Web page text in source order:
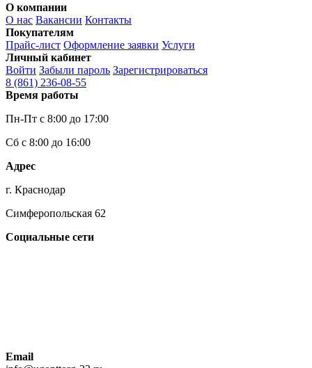
О компании
О нас Вакансии Контакты
Покупателям
Прайс-лист Оформление заявки Услуги
Личный кабинет
Войти Забыли пароль Зарегистрироваться
8 (861) 236-08-55
Время работы
Пн-Пт с 8:00 до 17:00
Сб с 8:00 до 16:00
Адрес
г. Краснодар
Симферопольская 62
Социальные сети
Email